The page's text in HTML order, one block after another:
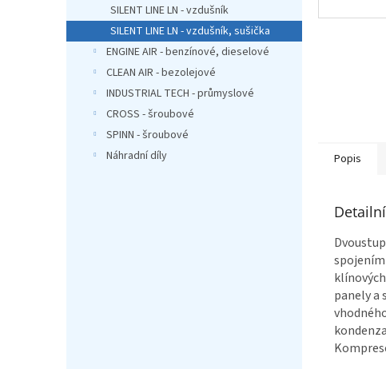
SILENT LINE LN - vzdušník
SILENT LINE LN - vzdušník, sušička
ENGINE AIR - benzínové, dieselové
CLEAN AIR - bezolejové
INDUSTRIAL TECH - průmyslové
CROSS - šroubové
SPINN - šroubové
Náhradní díly
Popis
panely